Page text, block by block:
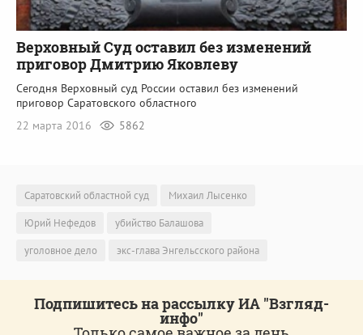
Верховный Суд оставил без изменений
приговор Дмитрию Яковлеву
Сегодня Верховный суд России оставил без изменений
приговор Саратовского областного
22 марта 2016
5862
Саратовский областной суд
Михаил Лысенко
Юрий Нефедов
убийство Балашова
уголовное дело
экс-глава Энгельсского района
Подпишитесь на рассылку ИА "Взгляд-
инфо"